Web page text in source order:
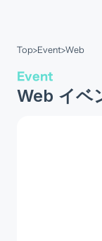
Top>Event>Web
Event
Web イベ